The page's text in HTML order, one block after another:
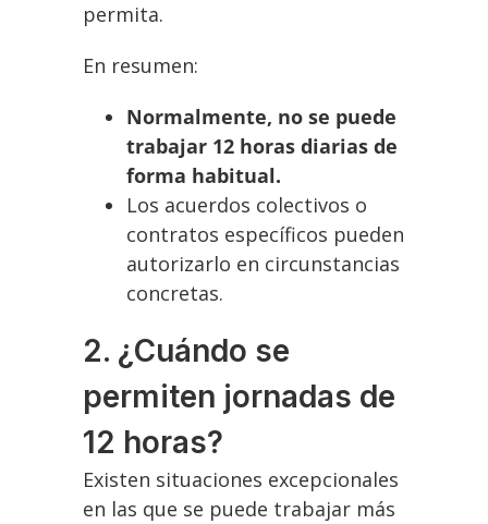
permita.
En resumen:
Normalmente, no se puede
trabajar 12 horas diarias de
forma habitual.
Los acuerdos colectivos o
contratos específicos pueden
autorizarlo en circunstancias
concretas.
2. ¿Cuándo se
permiten jornadas de
12 horas?
Existen situaciones excepcionales
en las que se puede trabajar más